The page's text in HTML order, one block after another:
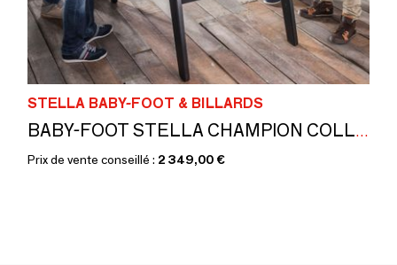
STELLA BABY-FOOT & BILLARDS
BABY-FOOT STELLA CHAMPION COLLECTOR NOIR
Prix de vente conseillé : 2 349,00 €